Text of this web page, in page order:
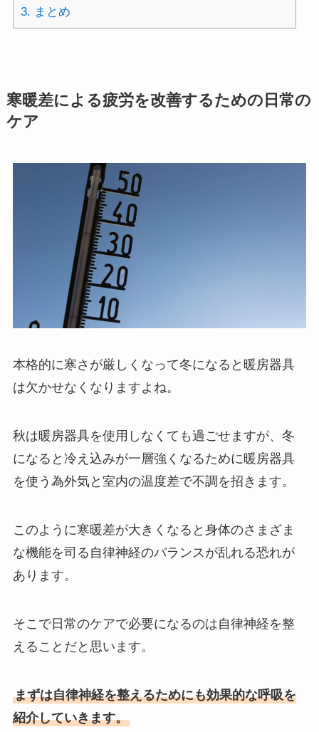
3. まとめ
寒暖差による疲労を改善するための日常の
ケア
本格的に寒さが厳しくなって冬になると暖房器具
は欠かせなくなりますよね。
秋は暖房器具を使用しなくても過ごせますが、冬
になると冷え込みが一層強くなるために暖房器具
を使う為外気と室内の温度差で不調を招きます。
このように寒暖差が大きくなると身体のさまざま
な機能を司る自律神経のバランスが乱れる恐れが
あります。
そこで日常のケアで必要になるのは自律神経を整
えることだと思います。
まずは自律神経を整えるためにも効果的な呼吸を
紹介していきます。